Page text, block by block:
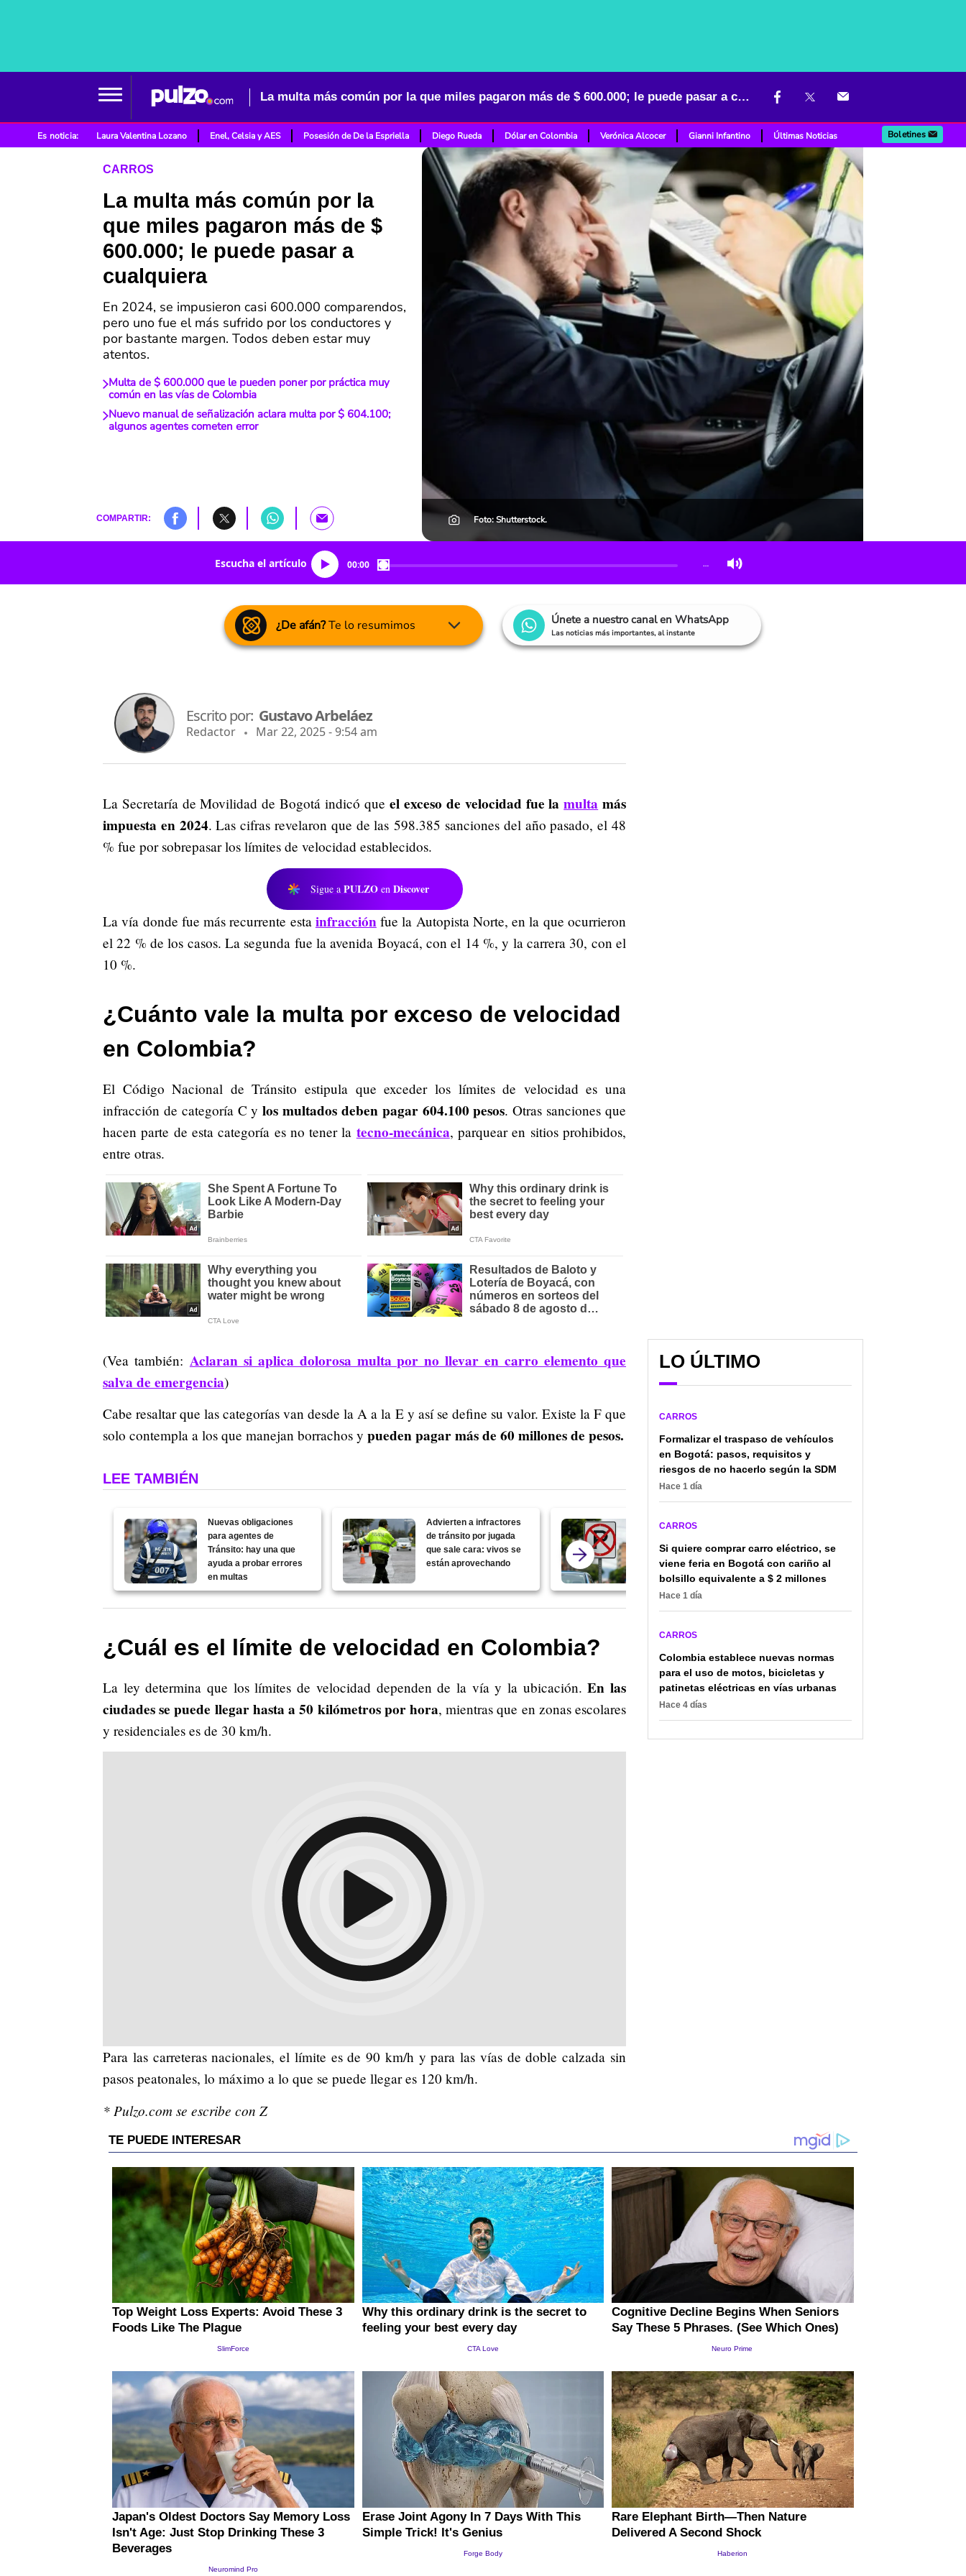
La multa más común por la que miles pagaron más de $ 600.000; le puede pasar a cualquiera
Es noticia: Laura Valentina Lozano Enel, Celsia y AES Posesión de De la Espriella Diego Rueda Dólar en Colombia Verónica Alcocer Gianni Infantino Últimas Noticias Boletines
CARROS
La multa más común por la
que miles pagaron más de $
600.000; le puede pasar a
cualquiera
En 2024, se impusieron casi 600.000 comparendos,
pero uno fue el más sufrido por los conductores y
por bastante margen. Todos deben estar muy
atentos.
Multa de $ 600.000 que le pueden poner por práctica muy
común en las vías de Colombia
Nuevo manual de señalización aclara multa por $ 604.100;
algunos agentes cometen error
COMPARTIR: Foto: Shutterstock.
Escucha el artículo 00:00 …
¿De afán?Te lo resumimos Únete a nuestro canal en WhatsApp
Las noticias más importantes, al instante
Escrito por: Gustavo Arbeláez
Redactor Mar 22, 2025 - 9:54 am
La Secretaría de Movilidad de Bogotá indicó que el exceso de velocidad fue lamulta más
impuesta en 2024. Las cifras revelaron que de las 598.385 sanciones del año pasado, el 48
% fue por sobrepasar los límites de velocidad establecidos.
Sigue a PULZO en Discover
La vía donde fue más recurrente esta infracción fue la Autopista Norte, en la que ocurrieron
el 22 % de los casos. La segunda fue la avenida Boyacá, con el 14 %, y la carrera 30, con el
10 %.
¿Cuánto vale la multa por exceso de velocidad
en Colombia?
El Código Nacional de Tránsito estipula que exceder los límites de velocidad es una
infracción de categoría C ylos multados deben pagar 604.100 pesos. Otras sanciones que
hacen parte de esta categoría es no tener la tecno-mecánica, parquear en sitios prohibidos,
entre otras.
(Vea también: Aclaran si aplica dolorosa multa por no llevar en carro elemento que
salva de emergencia)
Cabe resaltar que las categorías van desde la A a la E y así se define su valor. Existe la F que
solo contempla a los que manejan borrachos y pueden pagar más de 60 millones de pesos.
LEE TAMBIÉN
Nuevas obligaciones
para agentes de
Tránsito: hay una que
ayuda a probar errores
en multas
Advierten a infractores
de tránsito por jugada
que sale cara: vivos se
están aprovechando
Estos son los casos en
estacionar su carro
cuando hay un 'prohibido
parquear'
¿Cuál es el límite de velocidad en Colombia?
La ley determina que los límites de velocidad dependen de la vía y la ubicación.En las
ciudades se puede llegar hasta a 50 kilómetros por hora, mientras que en zonas escolares
y residenciales es de 30 km/h.
Para las carreteras nacionales, el límite es de 90 km/h y para las vías de doble calzada sin
pasos peatonales, lo máximo a lo que se puede llegar es 120 km/h.
* Pulzo.com se escribe con Z
LO ÚLTIMO
CARROS
Formalizar el traspaso de vehículos
en Bogotá: pasos, requisitos y
riesgos de no hacerlo según la SDM
Hace 1 día
CARROS
Si quiere comprar carro eléctrico, se
viene feria en Bogotá con cariño al
bolsillo equivalente a $ 2 millones
Hace 1 día
CARROS
Colombia establece nuevas normas
para el uso de motos, bicicletas y
patinetas eléctricas en vías urbanas
Hace 4 días